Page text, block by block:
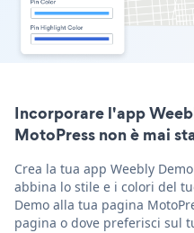
Incorporare l'app
MotoPress non è mai
Crea la tua app Weebly
abbina lo stile e i colori del
Demo alla tua pagina
pagina o dove preferisci sul